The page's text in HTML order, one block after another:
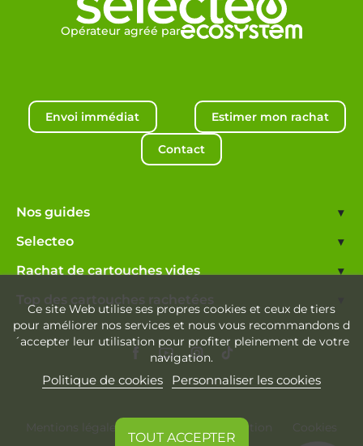
Opérateur agréé par
Envoi immédiat Estimer mon rachat
Contact
Nos guides ▾
Selecteo ▾
Rachat de cartouches vides ▾
Top des cartouches rachetées
Ce site Web utilise ses propres cookies et ceux de tiers
pour améliorer nos services et nous vous recommandons d
´accepter leur utilisation pour profiter pleinement de votre
navigation.
Politique de cookies Personnaliser les cookies
TOUT ACCEPTER
Mentions légales Conditions d'utilisation Cookies